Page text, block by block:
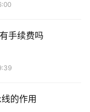
手续费吗
的作用